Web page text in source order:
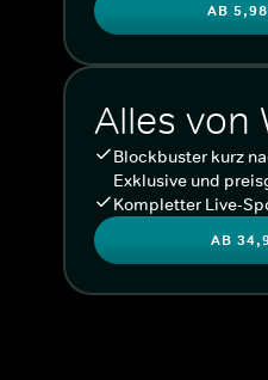
AB
Alles von
Blockbuster kurz
Exklusive und
Kompletter Live-
AB